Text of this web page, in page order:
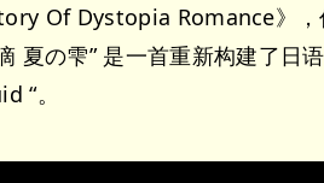
Of Dystopia Romance》
夏の雫” 是一首重新构建了
“。